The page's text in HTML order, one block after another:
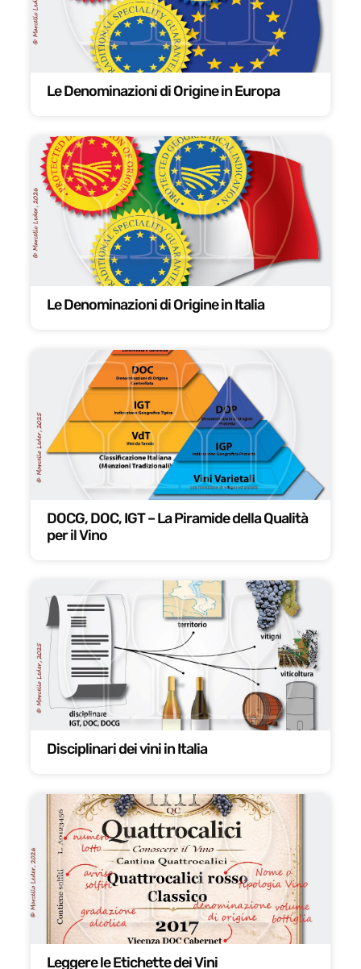
Le Denominazioni di Origine in Europa
Le Denominazioni di Origine in Italia
DOCG, DOC, IGT – La Piramide della Qualità
per il Vino
Disciplinari dei vini in Italia
Leggere le Etichette dei Vini